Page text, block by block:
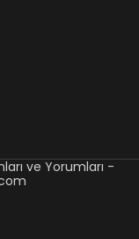
ve Yorumları -